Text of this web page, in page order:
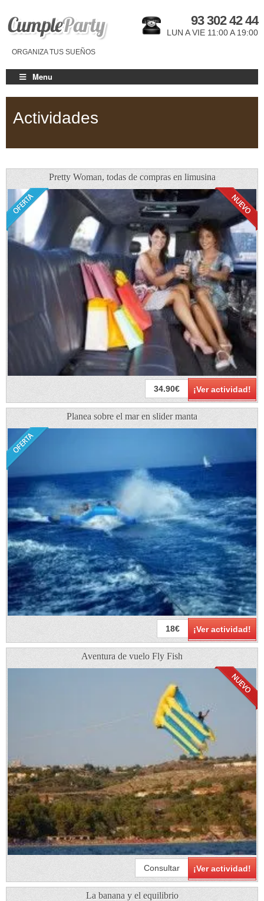
ORGANIZA TUS SUEÑOS
93 302 42 44
LUN A VIE 11:00 A 19:00
Menu
Actividades
Pretty Woman, todas de compras en limusina
¡Ver actividad!
34.90€
Planea sobre el mar en slider manta
¡Ver actividad!
18€
Aventura de vuelo Fly Fish
¡Ver actividad!
Consultar
La banana y el equilibrio